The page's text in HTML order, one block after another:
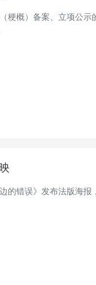
梗概）备案、立项公示
的错误》发布法版海报